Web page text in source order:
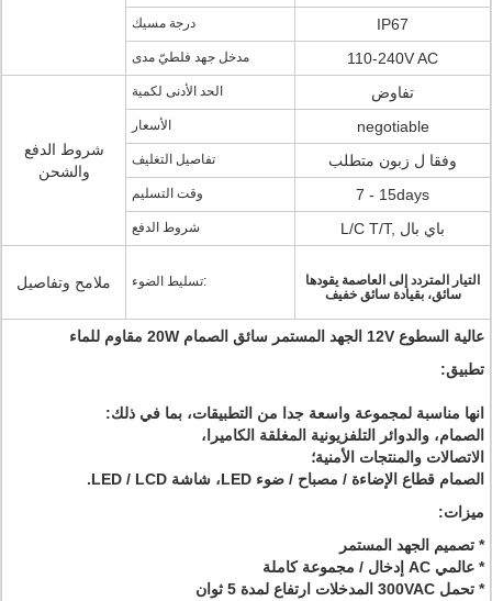
درجة مسيك IP67
مدخل جهد فلطيّ مدى 110-240V AC
شروط الدفع
والشحن
الحد الأدنى لكمية تفاوض
الأسعار negotiable
تفاصيل التغليف وفقا ل زبون متطلب
وقت التسليم 7 - 15days
شروط الدفع L/C T/T, باي بال
ملامح وتفاصيل تسليط الضوء:
التيار المتردد إلى العاصمة يقودها
سائق، بقيادة سائق خفيف
عالية السطوع 12V الجهد المستمر سائق الصمام 20W مقاوم للماء
تطبيق:
انها مناسبة لمجموعة واسعة جدا من التطبيقات، بما في ذلك:
الصمام، والدوائر التلفزيونية المغلقة الكاميرا،
الاتصالات والمنتجات الأمنية؛
الصمام قطاع الإضاءة / مصباح / ضوء LED، شاشة LED / LCD.
ميزات:
* تصميم الجهد المستمر
* عالمي AC إدخال / مجموعة كاملة
* تحمل 300VAC المدخلات ارتفاع لمدة 5 ثوان